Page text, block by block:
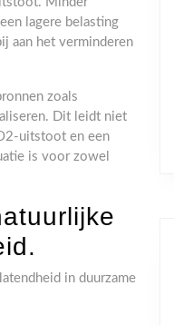
lagere belasting
aan het verminderen
zoals
Dit leidt niet
uitstoot en een
is voor zowel
in duurzame